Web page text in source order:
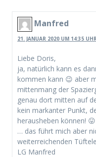
Manfred
21. JANUAR 2020 UM 14:35 UHR
Liebe Doris,
ja, natürlich kann es
kommen kann 😉 aber
mittenmang der
genau dort mitten auf
kein markanter Punkt,
herausheben können! 😛
… das führt mich aber
weiterreichenden
LG Manfred